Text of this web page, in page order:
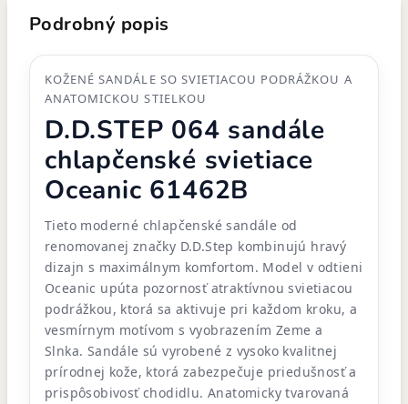
Podrobný popis
KOŽENÉ SANDÁLE SO SVIETIACOU PODRÁŽKOU A
ANATOMICKOU STIELKOU
D.D.STEP 064 sandále
chlapčenské svietiace
Oceanic 61462B
Tieto moderné chlapčenské sandále od
renomovanej značky D.D.Step kombinujú hravý
dizajn s maximálnym komfortom. Model v odtieni
Oceanic upúta pozornosť atraktívnou svietiacou
podrážkou, ktorá sa aktivuje pri každom kroku, a
vesmírnym motívom s vyobrazením Zeme a
Slnka. Sandále sú vyrobené z vysoko kvalitnej
prírodnej kože, ktorá zabezpečuje priedušnosť a
prispôsobivosť chodidlu. Anatomicky tvarovaná